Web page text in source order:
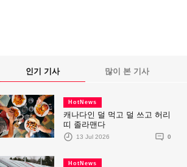
인기 기사 많이 본 기사
HotNews
캐나다인 덜 먹고 덜 쓰고 허리
띠 졸라맨다
13 Jul 2026 0
HotNews